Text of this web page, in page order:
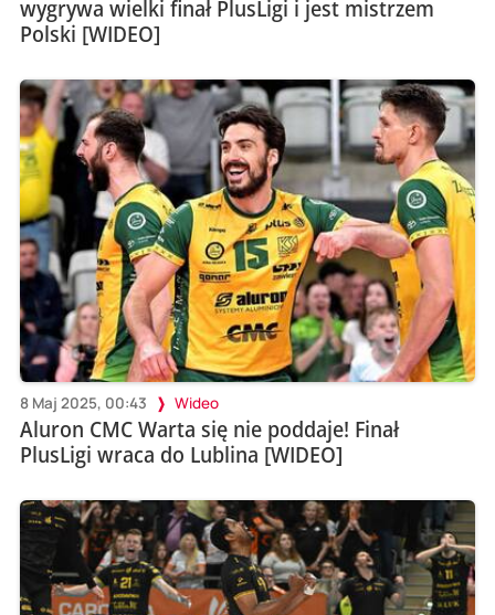
wygrywa wielki finał PlusLigi i jest mistrzem
Polski [WIDEO]
8 Maj 2025, 00:43 Wideo
Aluron CMC Warta się nie poddaje! Finał
PlusLigi wraca do Lublina [WIDEO]